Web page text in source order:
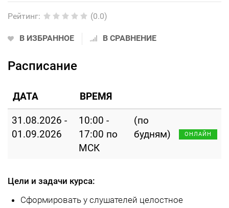
Рейтинг: (0.0)
В ИЗБРАННОЕ В СРАВНЕНИЕ
Расписание
ДАТА ВРЕМЯ
31.08.2026 -
01.09.2026
10:00 -
17:00 по
МСК
(по
будням)
ОНЛАЙН
Цели и задачи курса:
Сформировать у слушателей целостное